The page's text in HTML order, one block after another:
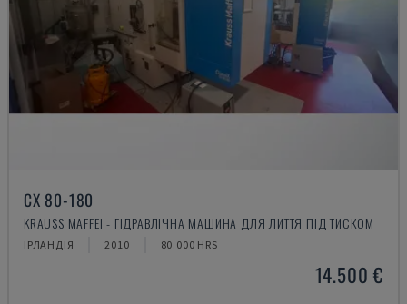
CX 80-180
KRAUSS MAFFEI - ГІДРАВЛІЧНА МАШИНА ДЛЯ ЛИТТЯ ПІД ТИСКОМ
ІРЛАНДІЯ 2010 80.000 HRS
14.500 €